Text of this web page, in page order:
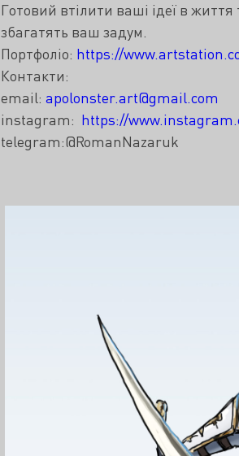
Готовий втілити ваші ідеї в
збагатять ваш задум.
Портфоліо: https://
Контакти:
email: apolonster.art@gmail.com
instagram: https://
telegram:@RomanNazaruk